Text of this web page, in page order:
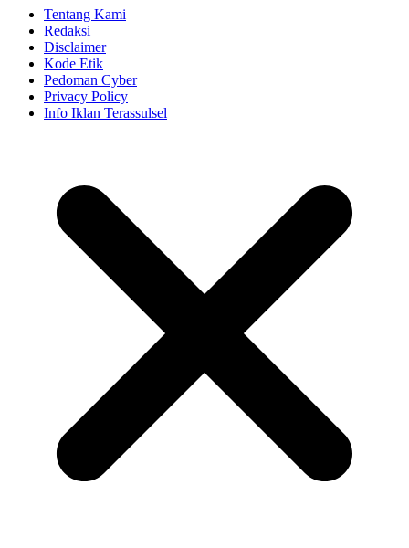
Tentang Kami
Redaksi
Disclaimer
Kode Etik
Pedoman Cyber
Privacy Policy
Info Iklan Terassulsel